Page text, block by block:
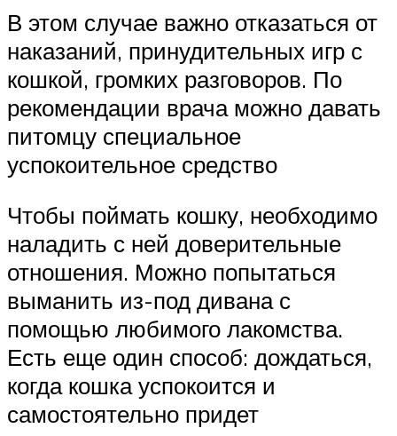
В этом случае важно отказаться от
наказаний, принудительных игр с
кошкой, громких разговоров. По
рекомендации врача можно давать
питомцу специальное
успокоительное средство
Чтобы поймать кошку, необходимо
наладить с ней доверительные
отношения. Можно попытаться
выманить из-под дивана с
помощью любимого лакомства.
Есть еще один способ: дождаться,
когда кошка успокоится и
самостоятельно придет